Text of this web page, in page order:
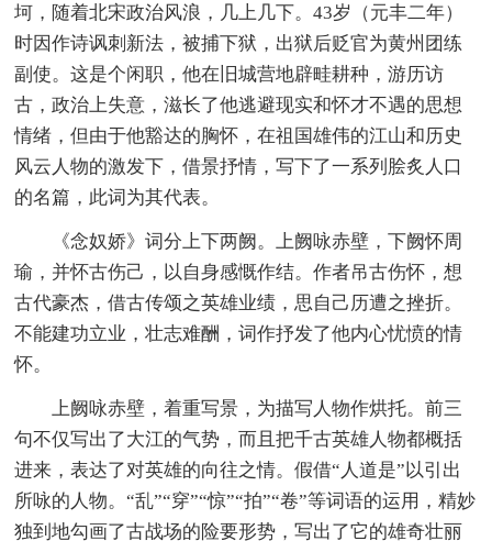
坷，随着北宋政治风浪，几上几下。43岁（元丰二年）
时因作诗讽刺新法，被捕下狱，出狱后贬官为黄州团练
副使。这是个闲职，他在旧城营地辟畦耕种，游历访
古，政治上失意，滋长了他逃避现实和怀才不遇的思想
情绪，但由于他豁达的胸怀，在祖国雄伟的江山和历史
风云人物的激发下，借景抒情，写下了一系列脍炙人口
的名篇，此词为其代表。
《念奴娇》词分上下两阙。上阙咏赤壁，下阙怀周
瑜，并怀古伤己，以自身感慨作结。作者吊古伤怀，想
古代豪杰，借古传颂之英雄业绩，思自己历遭之挫折。
不能建功立业，壮志难酬，词作抒发了他内心忧愤的情
怀。
上阙咏赤壁，着重写景，为描写人物作烘托。前三
句不仅写出了大江的气势，而且把千古英雄人物都概括
进来，表达了对英雄的向往之情。假借“人道是”以引出
所咏的人物。“乱”“穿”“惊”“拍”“卷”等词语的运用，精妙
独到地勾画了古战场的险要形势，写出了它的雄奇壮丽